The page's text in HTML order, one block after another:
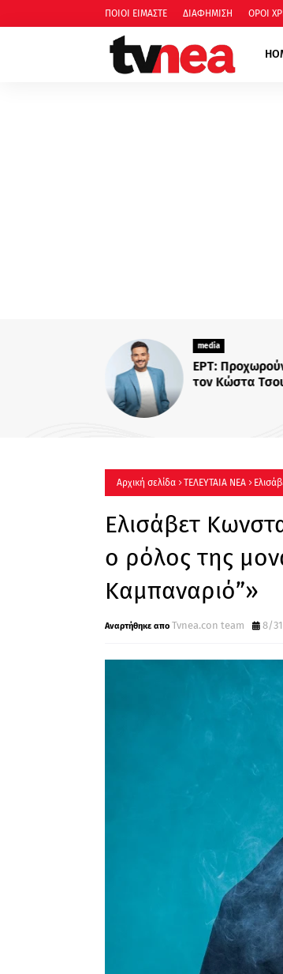
ΠΟΙΟΙ ΕΙΜΑΣΤΕ ΔΙΑΦΗΜΙΣΗ ΟΡΟΙ
media
ΕΡΤ:
τον Κώστα
Αρχική σελίδα ΤΕΛΕΥΤΑΙΑ ΝΕΑ
Καμπαναριό”»
Ελισάβετ
ο ρόλος της
Καμπαναριό”»
Tvnea.con team 8/